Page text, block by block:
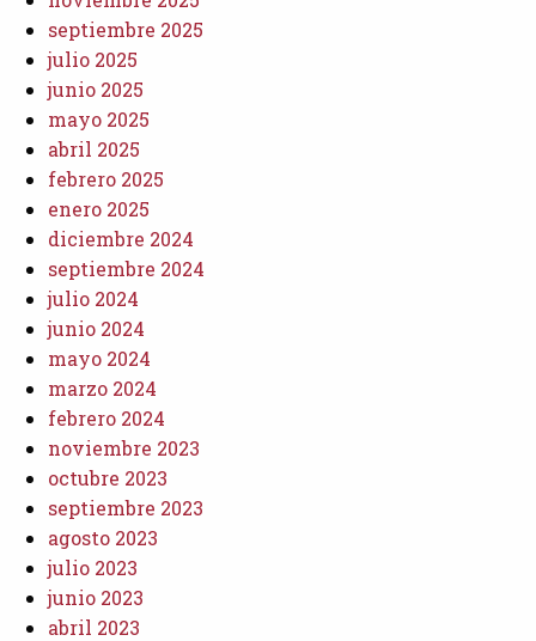
septiembre 2025
julio 2025
junio 2025
mayo 2025
abril 2025
febrero 2025
enero 2025
diciembre 2024
septiembre 2024
julio 2024
junio 2024
mayo 2024
marzo 2024
febrero 2024
noviembre 2023
octubre 2023
septiembre 2023
agosto 2023
julio 2023
junio 2023
abril 2023